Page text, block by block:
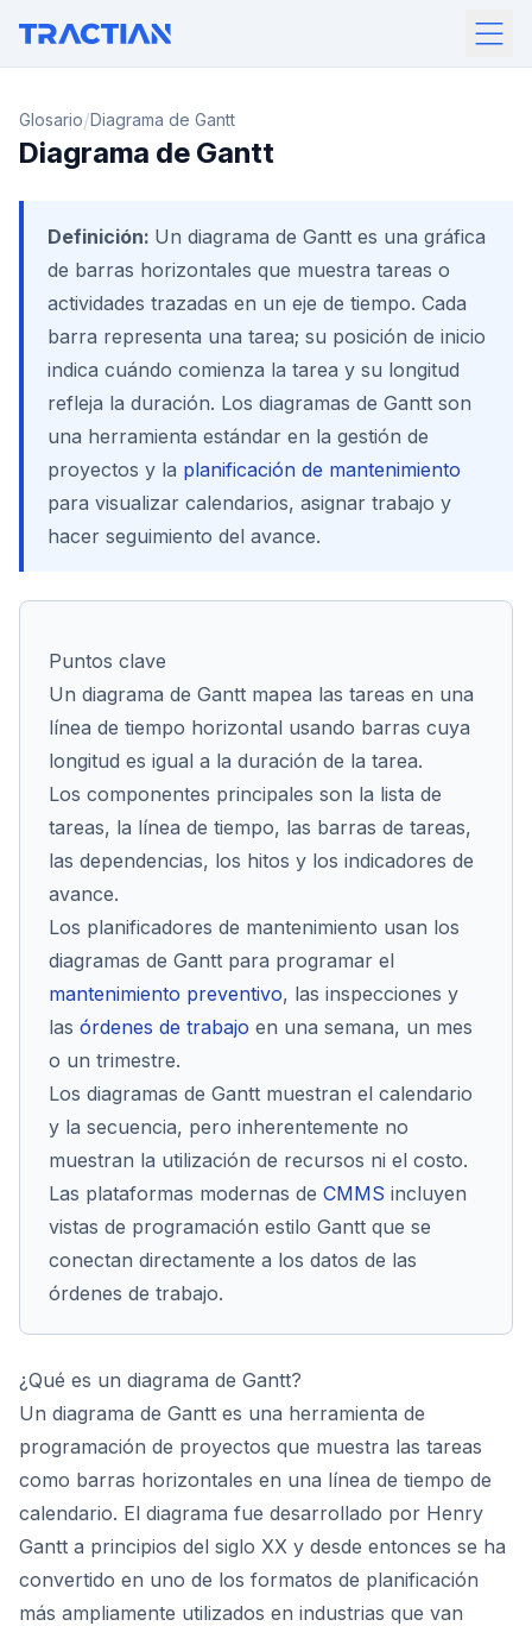
Glosario/Diagrama de Gantt
Diagrama de Gantt
Definición: Un diagrama de Gantt es una gráfica
de barras horizontales que muestra tareas o
actividades trazadas en un eje de tiempo. Cada
barra representa una tarea; su posición de inicio
indica cuándo comienza la tarea y su longitud
refleja la duración. Los diagramas de Gantt son
una herramienta estándar en la gestión de
proyectos y la planificación de mantenimiento
para visualizar calendarios, asignar trabajo y
hacer seguimiento del avance.
Puntos clave
Un diagrama de Gantt mapea las tareas en una
línea de tiempo horizontal usando barras cuya
longitud es igual a la duración de la tarea.
Los componentes principales son la lista de
tareas, la línea de tiempo, las barras de tareas,
las dependencias, los hitos y los indicadores de
avance.
Los planificadores de mantenimiento usan los
diagramas de Gantt para programar el
mantenimiento preventivo, las inspecciones y
las órdenes de trabajo en una semana, un mes
o un trimestre.
Los diagramas de Gantt muestran el calendario
y la secuencia, pero inherentemente no
muestran la utilización de recursos ni el costo.
Las plataformas modernas de CMMS incluyen
vistas de programación estilo Gantt que se
conectan directamente a los datos de las
órdenes de trabajo.
¿Qué es un diagrama de Gantt?
Un diagrama de Gantt es una herramienta de
programación de proyectos que muestra las tareas
como barras horizontales en una línea de tiempo de
calendario. El diagrama fue desarrollado por Henry
Gantt a principios del siglo XX y desde entonces se ha
convertido en uno de los formatos de planificación
más ampliamente utilizados en industrias que van